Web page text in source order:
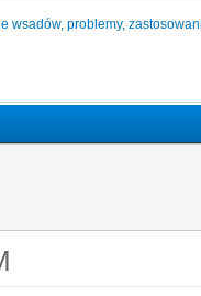
wsadów, problemy,